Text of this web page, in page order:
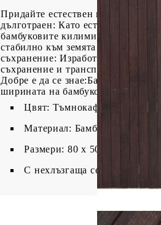
Придайте естествен вид на
дълготраен: Като естествен
бамбуковите килими
стабилно към земята със своята
съхранение: Изработен от
съхранение и
Добре е да се знае:Бамбукът е
ширината на бамбуковата летва
Цвят: Тъмнокафяв
Материал: Бамбук, PP
Размери: 80 x 500 cм (Ш x Д)
С нехлъзгаща се долна част